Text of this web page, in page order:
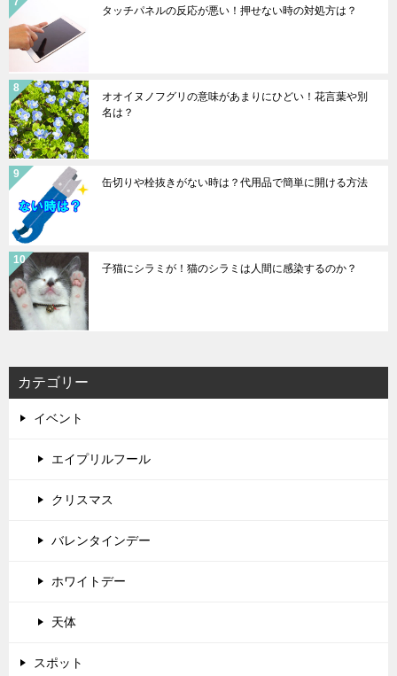
タッチパネルの反応が悪い！押せない時の対処方は？
オオイヌノフグリの意味があまりにひどい！花言葉や別
名は？
缶切りや栓抜きがない時は？代用品で簡単に開ける方法
子猫にシラミが！猫のシラミは人間に感染するのか？
カテゴリー
イベント
エイプリルフール
クリスマス
バレンタインデー
ホワイトデー
天体
スポット